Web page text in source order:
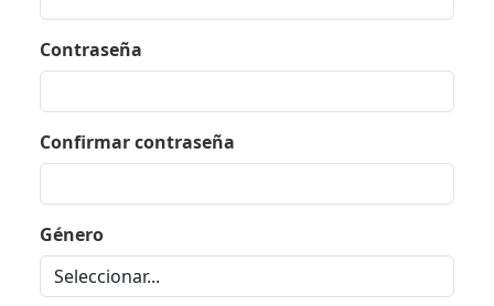
Contraseña
Confirmar contraseña
Género